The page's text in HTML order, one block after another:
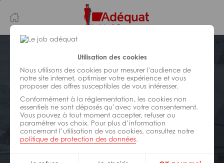
Utilisation des cookies
Nous utilisons des cookies pour mesurer l'audience de
notre site internet, optimiser votre expérience et vous
proposer des offres susceptibles de vous intéresser.
Conformément à la réglementation, les cookies non
essentiels ne sont déposés qu’avec votre consentement.
Vous pouvez à tout moment accepter, refuser ou
paramétrer vos choix. Pour plus d’information
concernant l’utilisation de vos cookies, consultez notre
politique de protection des données.
au
contenu
principal
navigation
BÂTIMENT ET TRAVAUX PUBLICS
Réf : 007-311452
Conducteur pl H/F
Interim la Couronne